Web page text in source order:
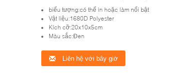
toàn các công cụ chuyên nghiệp và thiết bị
điện tử
biểu tượng:có thể in hoặc làm nổi bật
Vật liệu:1680D Polyester
Kích cỡ:20x10x5cm
Màu sắc:Đen
Liên hệ với bây giờ